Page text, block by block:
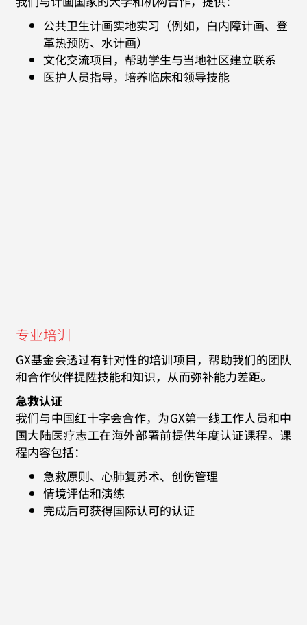
公共卫生计画实地实习（例如，白内障计画、登
革热预防、水计画）
文化交流项目，帮助学生与当地社区建立联系
医护人员指导，培养临床和领导技能
专业培训
GX基金会透过有针对性的培训项目，帮助我们的团队
和合作伙伴提陞技能和知识，从而弥补能力差距。
急救认证
我们与中国红十字会合作，为GX第一线工作人员和中
国大陆医疗志工在海外部署前提供年度认证课程。课
程内容包括：
急救原则、心肺复苏术、创伤管理
情境评估和演练
完成后可获得国际认可的认证